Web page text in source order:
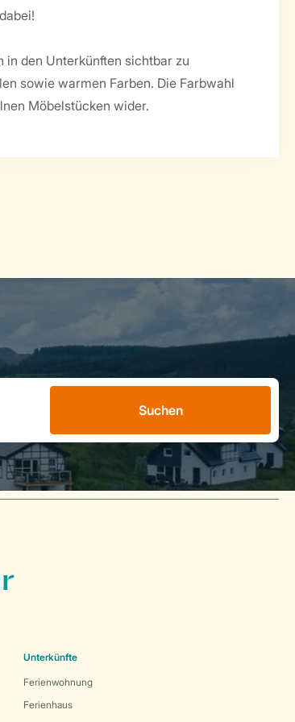
in den Unterkünften sichtbar zu
sowie warmen Farben. Die Farbwahl
Möbelstücken wider.
Suchen
Unterkünfte
Ferienwohnung
Ferienhaus